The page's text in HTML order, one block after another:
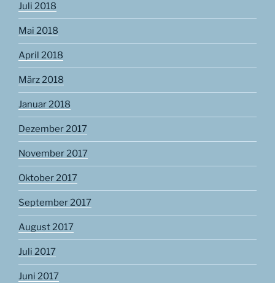
Juli 2018
Mai 2018
April 2018
März 2018
Januar 2018
Dezember 2017
November 2017
Oktober 2017
September 2017
August 2017
Juli 2017
Juni 2017